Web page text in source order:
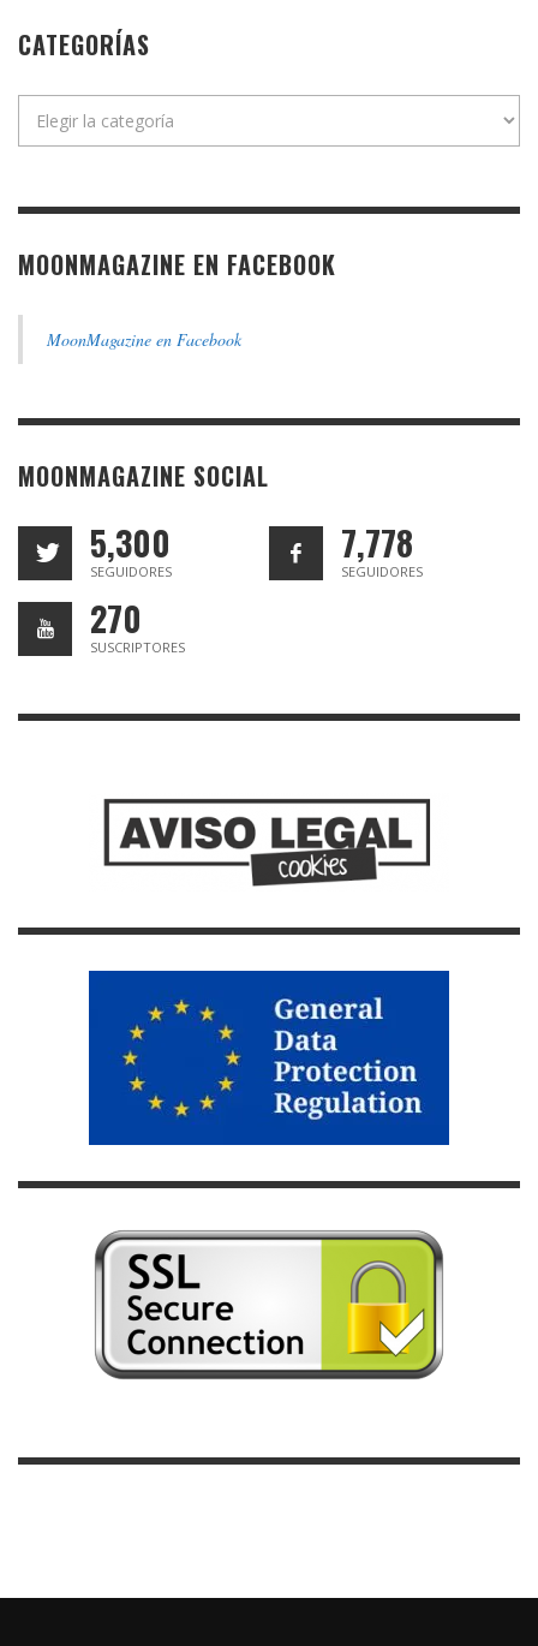
CATEGORÍAS
MOONMAGAZINE EN FACEBOOK
MoonMagazine en Facebook
MOONMAGAZINE SOCIAL
5,300
SEGUIDORES
7,778
SEGUIDORES
270
SUSCRIPTORES